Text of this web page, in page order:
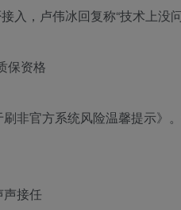
，卢伟冰回复称“技术上没问
保资格
非官方系统风险温馨提示》
声接任